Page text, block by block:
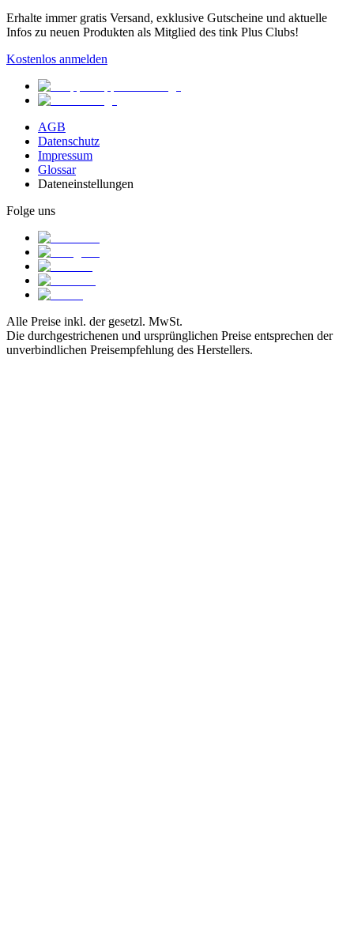
Erhalte immer gratis Versand, exklusive Gutscheine und aktuelle
Infos zu neuen Produkten als Mitglied des tink Plus Clubs!
Kostenlos anmelden
AGB
Datenschutz
Impressum
Glossar
Dateneinstellungen
Folge uns
Alle Preise inkl. der gesetzl. MwSt.
Die durchgestrichenen und ursprünglichen Preise entsprechen der
unverbindlichen Preisempfehlung des Herstellers.